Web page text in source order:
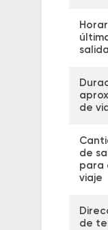
salida
de
de
para
viaje
de